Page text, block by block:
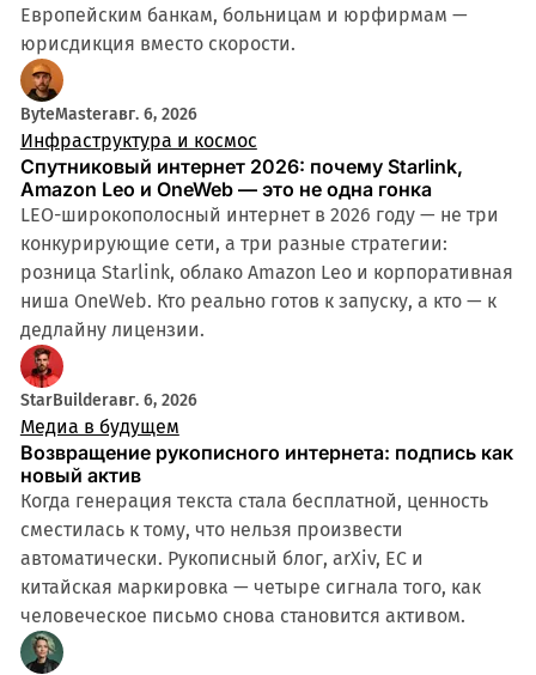
Европейским банкам, больницам и юрфирмам —
юрисдикция вместо скорости.
ByteMasterавг. 6, 2026
Инфраструктура и космос
Спутниковый интернет 2026: почему Starlink,
Amazon Leo и OneWeb — это не одна гонка
LEO-широкополосный интернет в 2026 году — не три
конкурирующие сети, а три разные стратегии:
розница Starlink, облако Amazon Leo и корпоративная
ниша OneWeb. Кто реально готов к запуску, а кто — к
дедлайну лицензии.
StarBuilderавг. 6, 2026
Медиа в будущем
Возвращение рукописного интернета: подпись как
новый актив
Когда генерация текста стала бесплатной, ценность
сместилась к тому, что нельзя произвести
автоматически. Рукописный блог, arXiv, ЕС и
китайская маркировка — четыре сигнала того, как
человеческое письмо снова становится активом.